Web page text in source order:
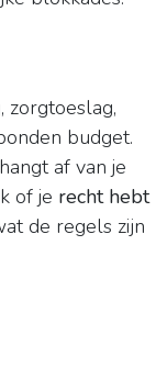
zorgtoeslag,
budget.
af van je
of je recht hebt
de regels zijn